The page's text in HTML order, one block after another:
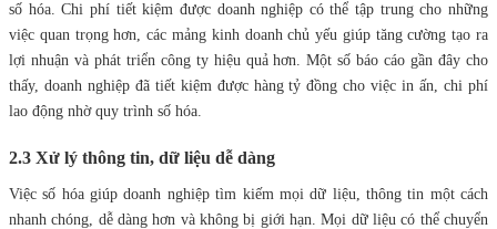
số hóa. Chi phí tiết kiệm được doanh nghiệp có thể tập trung cho những
việc quan trọng hơn, các mảng kinh doanh chủ yếu giúp tăng cường tạo ra
lợi nhuận và phát triển công ty hiệu quả hơn. Một số báo cáo gần đây cho
thấy, doanh nghiệp đã tiết kiệm được hàng tỷ đồng cho việc in ấn, chi phí
lao động nhờ quy trình số hóa.
2.3 Xử lý thông tin, dữ liệu dễ dàng
Việc số hóa giúp doanh nghiệp tìm kiếm mọi dữ liệu, thông tin một cách
nhanh chóng, dễ dàng hơn và không bị giới hạn. Mọi dữ liệu có thể chuyển